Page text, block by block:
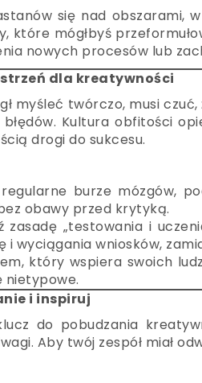
się nad obszarami,
które mógłbyś
nowych procesów lub
dla kreatywności
myśleć twórczo, musi
Kultura obfitości
drogi do sukcesu.
regularne burze mózgów,
obawy przed krytyką.
zasadę „testowania i
i wyciągania wniosków,
który wspiera swoich
nietypowe.
i inspiruj
do pobudzania
Aby twój zespół miał